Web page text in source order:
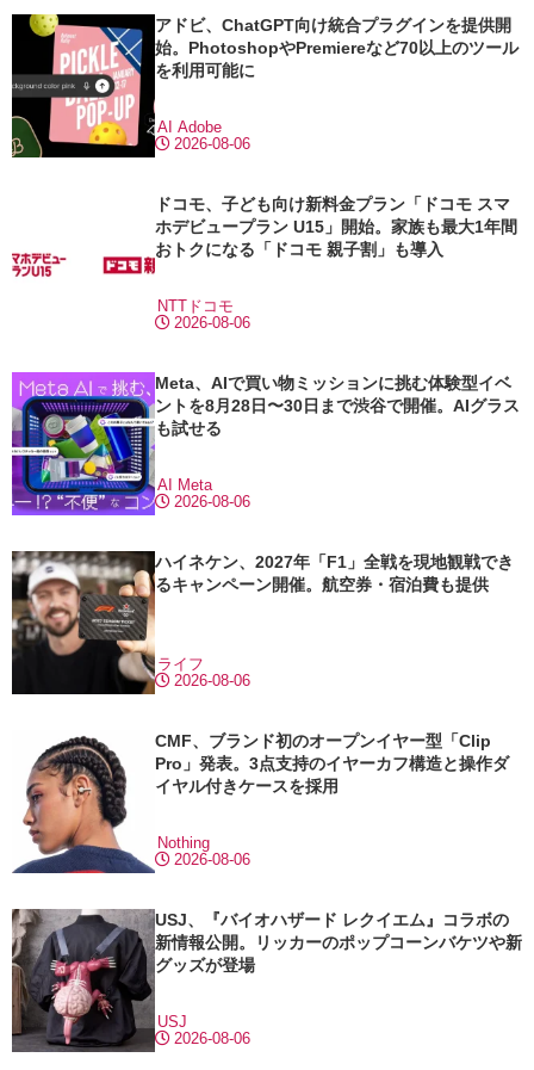
アドビ、ChatGPT向け統合プラグインを提供開
始。PhotoshopやPremiereなど70以上のツール
を利用可能に
2026-08-06
AI Adobe
ドコモ、子ども向け新料金プラン「ドコモ スマ
ホデビュープラン U15」開始。家族も最大1年間
おトクになる「ドコモ 親子割」も導入
2026-08-06
NTTドコモ
Meta、AIで買い物ミッションに挑む体験型イベ
ントを8月28日〜30日まで渋谷で開催。AIグラス
も試せる
2026-08-06
AI Meta
ハイネケン、2027年「F1」全戦を現地観戦でき
るキャンペーン開催。航空券・宿泊費も提供
2026-08-06
ライフ
CMF、ブランド初のオープンイヤー型「Clip
Pro」発表。3点支持のイヤーカフ構造と操作ダ
イヤル付きケースを採用
2026-08-06
Nothing
USJ、『バイオハザード レクイエム』コラボの
新情報公開。リッカーのポップコーンバケツや新
グッズが登場
2026-08-06
USJ